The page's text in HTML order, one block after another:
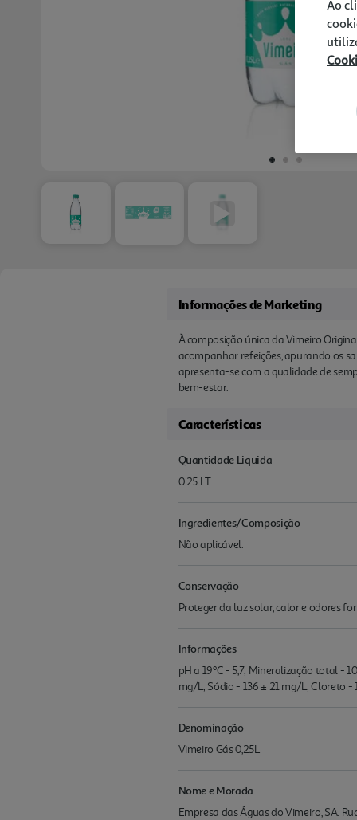
Informações de Marketing
À composição única da Vimeiro
acompanhar refeições, apurando os
apresenta-se com a qualidade de
bem-estar.
Características
Quantidade Liquida
0.25 LT
Ingredientes/Composição
Não aplicável.
Conservação
Proteger da luz solar, calor e odores
Informações
pH a 19ºC - 5,7; Mineralização total -
mg/L; Sódio - 136 ± 21 mg/L; Cloreto -
Denominação
Vimeiro Gás 0,25L
Nome e Morada
Empresa das Águas do Vimeiro, SA.
Ao